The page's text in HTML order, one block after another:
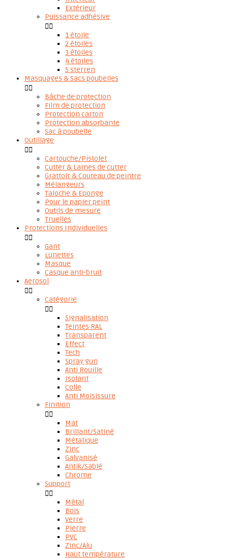
Extérieur
Puissance adhésive

1 étoile
2 étoiles
3 étoiles
4 étoiles
5 sterren
Masquages & Sacs poubelles

Bâche de protection
Film de protection
Protection carton
Protection absorbante
Sac à poubelle
Outillage

Cartouche/Pistolet
Cutter & Lames de cutter
Grattoir & Couteau de peintre
Mélangeurs
Taloche & Eponge
Pour le papier peint
Outils de mesure
Truelles
Protections Individuelles

Gant
Lunettes
Masque
Casque anti-bruit
Aerosol

Catégorie

Signalisation
Teintes RAL
Transparent
Effect
Tech
Spray gun
Anti Rouille
Isolant
Colle
Anti Moisissure
Finition

Mat
Brillant/Satiné
Métalique
Zinc
Galvanisé
Antik/Sablé
Chrome
Support

Métal
Bois
Verre
Pierre
PVC
Zinc/Alu
Haut température